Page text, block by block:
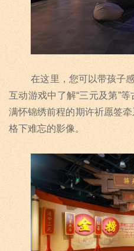
在这里，您可以带孩子
互动游戏中了解“三元及第”等
满怀锦绣前程的期许祈愿签
格下难忘的影像。